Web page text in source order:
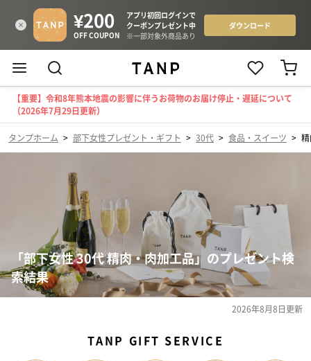
【重要】令和8年熊本地震の影響に伴うお荷物のお届け停止・遅延について
（2026年7月29日更新）
タンプホーム > 部下女性プレゼント・ギフト > 30代 > 食品・スイーツ >
「部下女性 30代 精肉・肉加工品」のプレゼント検
索結果
2026年8月8日更新
TANP GIFT SERVICE